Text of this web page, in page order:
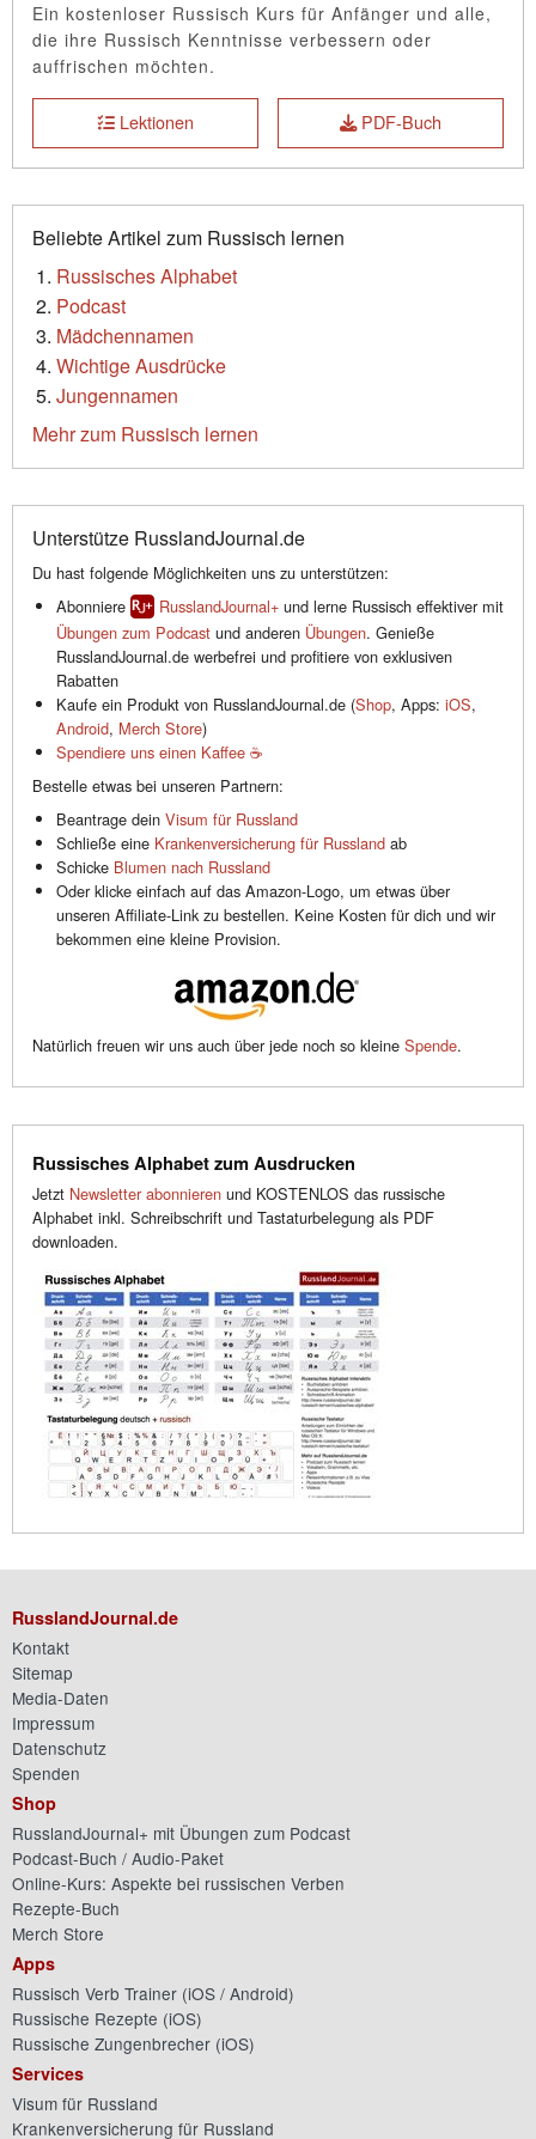
Ein kostenloser Russisch Kurs für Anfänger und alle,
die ihre Russisch Kenntnisse verbessern oder
auffrischen möchten.
Lektionen PDF-Buch
Beliebte Artikel zum Russisch lernen
Russisches Alphabet
Podcast
Mädchennamen
Wichtige Ausdrücke
Jungennamen
Mehr zum Russisch lernen
Unterstütze RusslandJournal.de
Du hast folgende Möglichkeiten uns zu unterstützen:
Abonniere
RusslandJournal+ und lerne Russisch effektiver mit
Übungen zum Podcast und anderen Übungen. Genieße
RusslandJournal.de werbefrei und profitiere von exklusiven
Rabatten
Kaufe ein Produkt von RusslandJournal.de (Shop, Apps: iOS,
Android, Merch Store)
Spendiere uns einen Kaffee ☕️
Bestelle etwas bei unseren Partnern:
Beantrage dein Visum für Russland
Schließe eine Krankenversicherung für Russland ab
Schicke Blumen nach Russland
Oder klicke einfach auf das Amazon-Logo, um etwas über
unseren Affiliate-Link zu bestellen. Keine Kosten für dich und wir
bekommen eine kleine Provision.
Natürlich freuen wir uns auch über jede noch so kleine Spende.
Russisches Alphabet zum Ausdrucken
Jetzt Newsletter abonnieren und KOSTENLOS das russische
Alphabet inkl. Schreibschrift und Tastaturbelegung als PDF
downloaden.
RusslandJournal.de
Kontakt
Sitemap
Media-Daten
Impressum
Datenschutz
Spenden
Shop
RusslandJournal+ mit Übungen zum Podcast
Podcast-Buch / Audio-Paket
Online-Kurs: Aspekte bei russischen Verben
Rezepte-Buch
Merch Store
Apps
Russisch Verb Trainer (iOS / Android)
Russische Rezepte (iOS)
Russische Zungenbrecher (iOS)
Services
Visum für Russland
Krankenversicherung für Russland